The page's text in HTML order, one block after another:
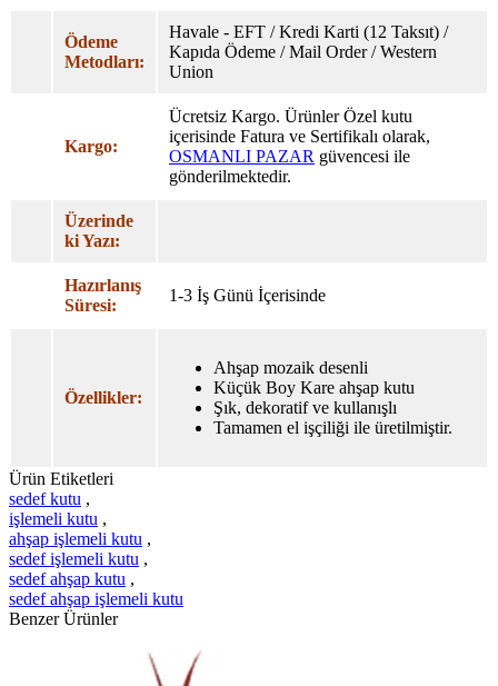
Ödeme
Metodları:
Havale - EFT / Kredi Karti (12 Taksıt) /
Kapıda Ödeme / Mail Order / Western
Union
Kargo:
Ücretsiz Kargo. Ürünler Özel kutu
içerisinde Fatura ve Sertifikalı olarak,
OSMANLI PAZAR güvencesi ile
gönderilmektedir.
Üzerinde
ki Yazı:
Hazırlanış
Süresi:
1-3 İş Günü İçerisinde
Özellikler:
Ahşap mozaik desenli
Küçük Boy Kare ahşap kutu
Şık, dekoratif ve kullanışlı
Tamamen el işçiliği ile üretilmiştir.
Ürün Etiketleri
sedef kutu ,
işlemeli kutu ,
ahşap işlemeli kutu ,
sedef işlemeli kutu ,
sedef ahşap kutu ,
sedef ahşap işlemeli kutu
Benzer Ürünler